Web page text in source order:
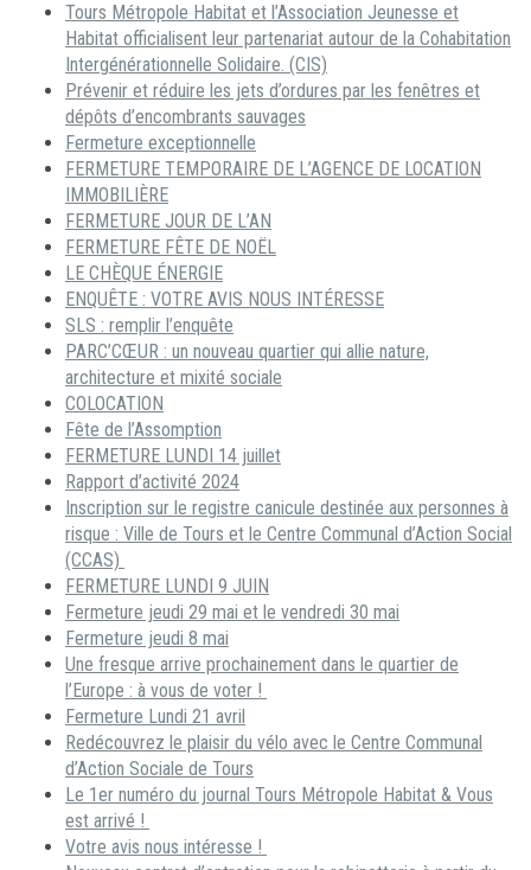
Tours Métropole Habitat et l’Association Jeunesse et
Habitat officialisent leur partenariat autour de la Cohabitation
Intergénérationnelle Solidaire. (CIS)
Prévenir et réduire les jets d’ordures par les fenêtres et
dépôts d’encombrants sauvages
Fermeture exceptionnelle
FERMETURE TEMPORAIRE DE L’AGENCE DE LOCATION
IMMOBILIÈRE
FERMETURE JOUR DE L’AN
FERMETURE FÊTE DE NOËL
LE CHÈQUE ÉNERGIE
ENQUÊTE : VOTRE AVIS NOUS INTÉRESSE
SLS : remplir l’enquête
PARC’CŒUR : un nouveau quartier qui allie nature,
architecture et mixité sociale
COLOCATION
Fête de l’Assomption
FERMETURE LUNDI 14 juillet
Rapport d’activité 2024
Inscription sur le registre canicule destinée aux personnes à
risque : Ville de Tours et le Centre Communal d’Action Social
(CCAS)
FERMETURE LUNDI 9 JUIN
Fermeture jeudi 29 mai et le vendredi 30 mai
Fermeture jeudi 8 mai
Une fresque arrive prochainement dans le quartier de
l’Europe : à vous de voter !
Fermeture Lundi 21 avril
Redécouvrez le plaisir du vélo avec le Centre Communal
d’Action Sociale de Tours
Le 1er numéro du journal Tours Métropole Habitat & Vous
est arrivé !
Votre avis nous intéresse !